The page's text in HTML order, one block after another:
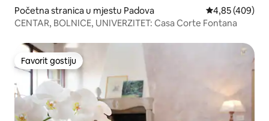
Početna stranica u mjestu Padova prosječna
4,85 (409)
CENTAR, BOLNICE, UNIVERZITET: Casa Corte Fontana
Favorit gostiju
Favorit gostiju